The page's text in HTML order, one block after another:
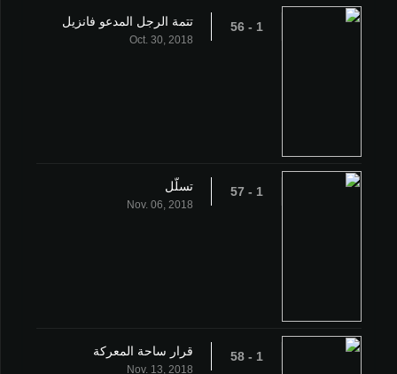
1 - 56 تتمة الرجل المدعو فانزيل
Oct. 30, 2018
1 - 57 تسلّل
Nov. 06, 2018
1 - 58 قرار ساحة المعركة
Nov. 13, 2018